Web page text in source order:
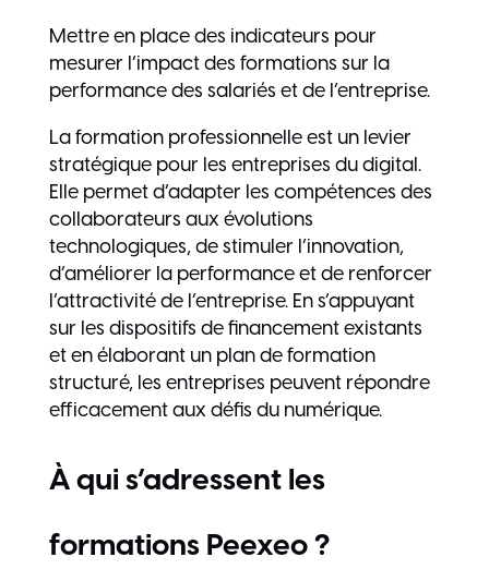
Mettre en place des indicateurs pour
mesurer l’impact des formations sur la
performance des salariés et de l’entreprise.
La formation professionnelle est un levier
stratégique pour les entreprises du digital.
Elle permet d’adapter les compétences des
collaborateurs aux évolutions
technologiques, de stimuler l’innovation,
d’améliorer la performance et de renforcer
l’attractivité de l’entreprise. En s’appuyant
sur les dispositifs de financement existants
et en élaborant un plan de formation
structuré, les entreprises peuvent répondre
efficacement aux défis du numérique.
À qui s’adressent les
formations Peexeo ?